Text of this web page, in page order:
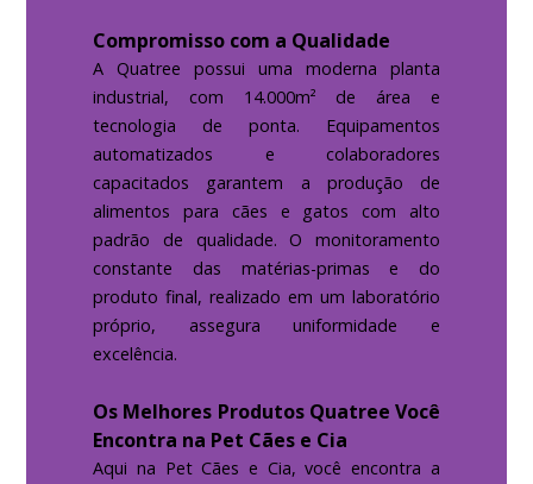
Compromisso com a Qualidade
A Quatree possui uma moderna planta
industrial, com 14.000m² de área e
tecnologia de ponta. Equipamentos
automatizados e colaboradores
capacitados garantem a produção de
alimentos para cães e gatos com alto
padrão de qualidade. O monitoramento
constante das matérias-primas e do
produto final, realizado em um laboratório
próprio, assegura uniformidade e
excelência.
Os Melhores Produtos Quatree Você
Encontra na Pet Cães e Cia
Aqui na Pet Cães e Cia, você encontra a